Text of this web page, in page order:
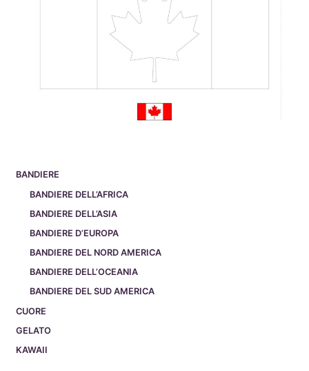
BANDIERE
BANDIERE DELL’AFRICA
BANDIERE DELL’ASIA
BANDIERE D’EUROPA
BANDIERE DEL NORD AMERICA
BANDIERE DELL’OCEANIA
BANDIERE DEL SUD AMERICA
CUORE
GELATO
KAWAII